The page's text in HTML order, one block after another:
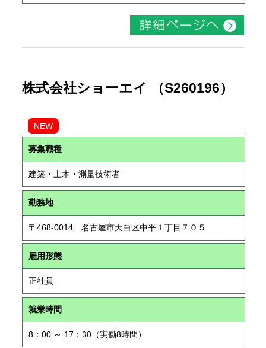
株式会社ショーエイ （S260196）
NEW
募集職種
建築・土木・測量技術者
勤務地
〒468-0014 名古屋市天白区中平１丁目７０５
雇用形態
正社員
就業時間
8：00 ～ 17：30（実働8時間）